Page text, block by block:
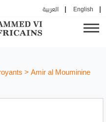
العربية English
> Amir al Mouminine